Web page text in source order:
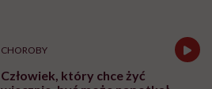
CHOROBY
Człowiek, który chce żyć